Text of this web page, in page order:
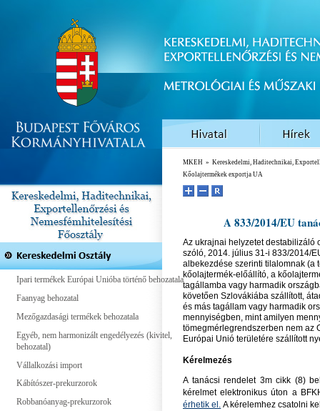
Ipari termékek Európai Unióba történő behozatala
Faanyag behozatal
Mezőgazdasági termékek behozatala
Egyéb, nem harmonizált engedélyezés (kivitel,
behozatal)
Vállalkozási import
Kábítószer-prekurzorok
Robbanóanyag-prekurzorok
MKEH » Kereskedelmi, Haditechnikai,
Kőolajtermékek exportja UA
A 833/2014/EU
Az ukrajnai helyzetet destabilizáló
szóló, 2014. július 31-i 833/2014/
albekezdése szerinti tilalomnak (a
kőolajtermék-előállító, a
tagállamba vagy harmadik
követően Szlovákiába szállított,
és más tagállam vagy harmadik
mennyiségben, mint amilyen
tömegmérlegrendszerben nem az
Európai Unió területére szállított
Kérelmezés
A tanácsi rendelet 3m cikk (8)
kérelmet elektronikus úton a
érhetik el. A kérelemhez csatolni